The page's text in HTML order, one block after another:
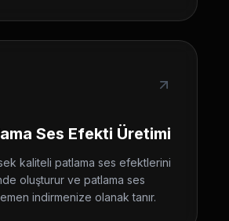
Ses Efekti Üretimi
kaliteli patlama ses efektlerini
oluşturur ve patlama ses
indirmenize olanak tanır.